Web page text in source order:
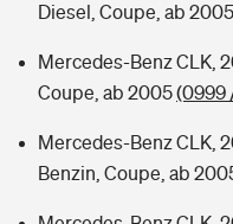
Diesel, Coupe, ab 2005
Mercedes-Benz CLK,
Coupe, ab 2005(0999
Mercedes-Benz CLK,
Benzin, Coupe, ab